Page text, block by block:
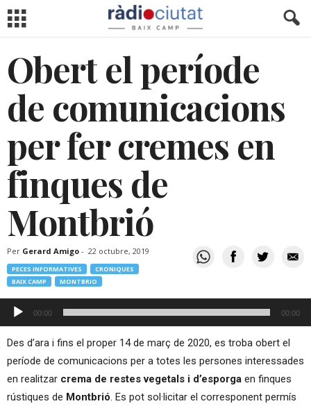
Obert el període
de comunicacions
per fer cremes en
finques de
Montbrió
Per Gerard Amigo - 22 octubre, 2019
PECES INFORMATIVES
CRONIQUES
BAIX CAMP
MONTBRIO
Reproductor
d'àudio
00:00 00:00
Des d’ara i fins el proper 14 de març de 2020, es troba obert el
període de comunicacions per a totes les persones interessades
en realitzar crema de restes vegetals i d’esporga en finques
rústiques de Montbrió. Es pot sol·licitar el corresponent permís